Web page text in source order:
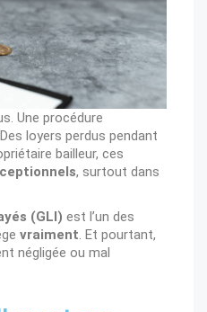
Une procédure
loyers perdus pendant
bailleur, ces
, surtout dans
(GLI) est l’un des
vraiment. Et pourtant,
négligée ou mal